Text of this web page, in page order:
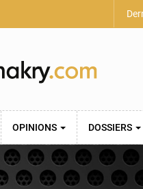
OPINIONS DOSSIERS